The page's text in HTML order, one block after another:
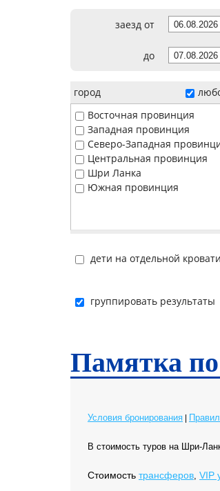
заезд от
до
город
Восточная провинция
Западная провинция
Северо-Западная
Центральная провинция
Шри Ланка
Южная провинция
дети на отдельной кровати
группировать результаты
Памятка
Условия бронирования
В стоимость туров на Шри-
Cтоимость трансферов, VIP